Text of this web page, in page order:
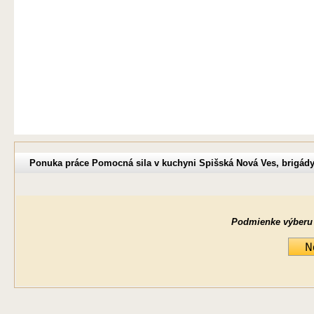
Ponuka práce Pomocná sila v kuchyni Spišská Nová Ves,
Podmienke výberu